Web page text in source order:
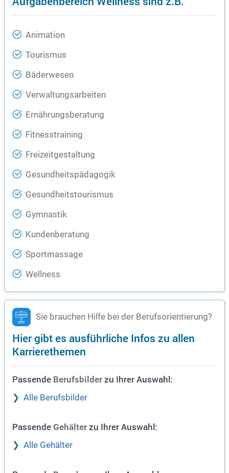
Animation
Tourismus
Bäderwesen
Verwaltungsarbeiten
Ernährungsberatung
Fitnesstraining
Freizeitgestaltung
Gesundheitspädagogik
Gesundheitstourismus
Gymnastik
Kundenberatung
Sportmassage
Wellness
Sie brauchen Hilfe bei der Berufsorientierung?
Hier gibt es ausführliche Infos zu allen
Karrierethemen
Passende Berufsbilder zu Ihrer Auswahl:
Alle Berufsbilder
Passende Gehälter zu Ihrer Auswahl:
Alle Gehälter